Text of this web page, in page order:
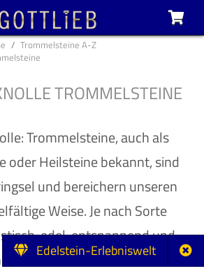
Edelstein-Erlebniswelt
Trommelsteine A-Z
TROMMELSTEINE
Trommelsteine, auch als
oder Heilsteine bekannt, sind
und bereichern unseren
Weise. Je nach Sorte
edel, entspannend und
und ziehen ihren Besitzer